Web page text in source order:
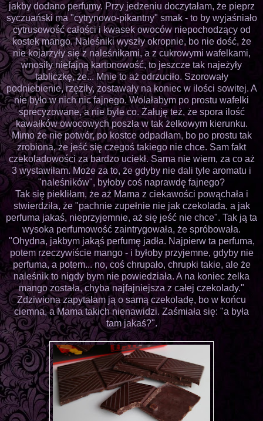
jakby dodano perfumy. Przy jedzeniu doczytałam, że pieprz
syczuański ma "cytrynowo-pikantny" smak - to by wyjaśniało
cytrusowość całości i kwasek owoców niepochodzący od
kostek mango. Naleśniki wyszły okropnie, bo nie dość, że
nie kojarzyły się z naleśnikami, a z cukrowymi wafelkami,
wnosiły niefajną kartonowość, to jeszcze tak najeżyły
tabliczkę, że... Mnie to aż odrzuciło. Szorowały
podniebienie, rzęziły, zostawały na koniec w ilości sowitej. A
nie było w nich nic fajnego. Wolałabym po prostu wafelki
sprecyzowane, a nie byle co. Żałuję też, że spora ilość
kawałków owocowych poszła w tak żelkowym kierunku.
Mimo że nie potwór, po kostce odpadłam, bo po prostu tak
zrobiona, że jeść się czegoś takiego nie chce. Sam fakt
czekoladowości za bardzo uciekł. Sama nie wiem, za co aż
3 wystawiłam. Może za to, że gdyby nie dali tyle aromatu i
"naleśników", byłoby coś naprawdę fajnego?
Tak się piekliłam, że aż Mama z ciekawości powąchała i
stwierdziła, że "pachnie zupełnie nie jak czekolada, a jak
perfuma jakaś, nieprzyjemnie, aż się jeść nie chce". Tak ją ta
wysoka perfumowość zaintrygowała, że spróbowała.
"Ohydna, jakbym jakąś perfumę jadła. Najpierw ta perfuma,
potem rzeczywiście mango - i byłoby przyjemne, gdyby nie
perfuma, a potem... no, coś chrupało, chrupki takie, ale że
naleśnik to nigdy bym nie powiedziała. A na koniec żelka
mango została, chyba najfajniejsza z całej czekolady."
Zdziwiona zapytałam ją o samą czekoladę, bo w końcu
ciemna, a Mama takich nienawidzi. Zaśmiała się: "a była
tam jakaś?".